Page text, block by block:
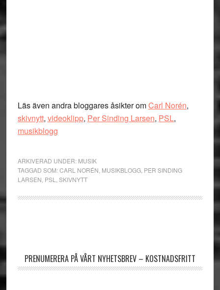
Läs även andra bloggares åsikter omCarl Norén,
skivnytt, videoklipp, Per Sinding Larsen, PSL,
musikblogg
ARKIVERAD UNDER: MUSIK
TAGGAD SOM:CARL NORÉN MUSIKBLOGG, PER SINDING
LARSEN PSL SKIVNYTT
PRENUMERERA PÅ VÅRT NYHETSBREV – KOSTNADSFRITT